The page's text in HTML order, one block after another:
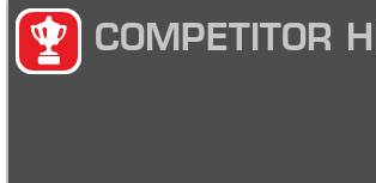
COMPETITOR